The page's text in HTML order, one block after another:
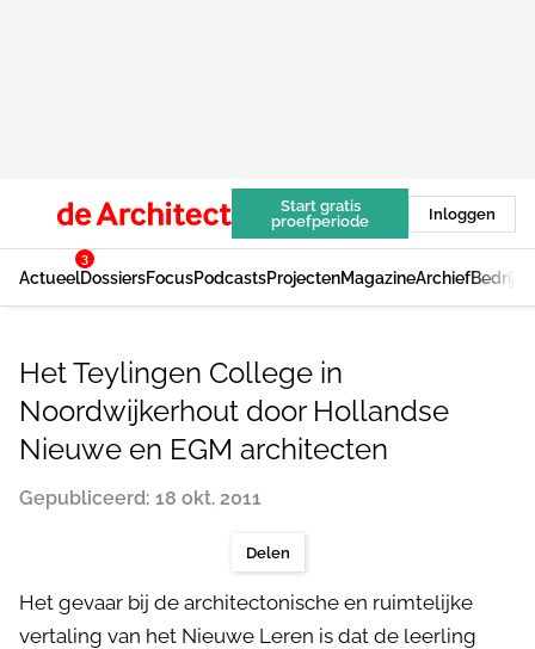
Start gratis
proefperiode
Inloggen
Actueel
3
DossiersFocusPodcastsProjectenMagazineArchief
Het Teylingen College in
Noordwijkerhout door Hollandse
Nieuwe en EGM architecten
Gepubliceerd: 18 okt. 2011
Delen
Het gevaar bij de architectonische en ruimtelijke
vertaling van het Nieuwe Leren is dat de leerling